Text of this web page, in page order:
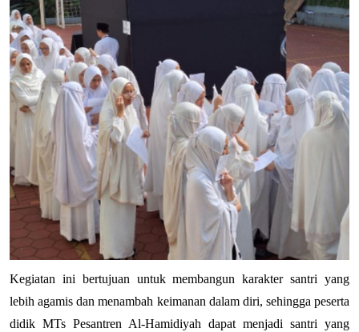
Kegiatan ini bertujuan untuk membangun karakter santri yang
lebih agamis dan menambah keimanan dalam diri, sehingga peserta
didik MTs Pesantren Al-Hamidiyah dapat menjadi santri yang